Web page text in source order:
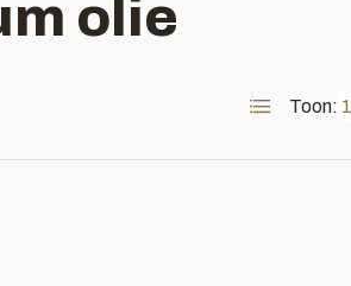
olie
Toon: